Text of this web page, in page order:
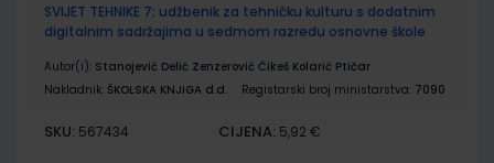
SVIJET TEHNIKE 7; udžbenik za tehničku kulturu s dodatnim
digitalnim sadržajima u sedmom razredu osnovne škole
Autor(i): Stanojević Delić Zenzerović Čikeš Kolarić Ptičar
Nakladnik: ŠKOLSKA KNJIGA d.d. Registarski broj ministarstva: 7090
SKU: 567434 CIJENA: 5,92 €